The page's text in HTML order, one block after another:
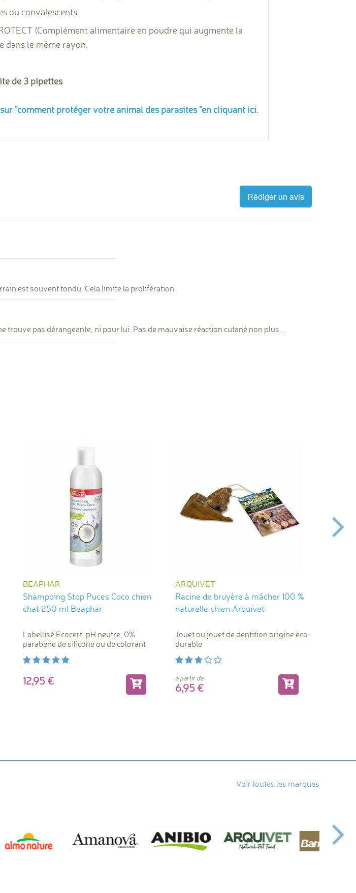
ou convalescents.
(Complément alimentaire en poudre qui augmente la
dans le même rayon.
de 3 pipettes
"comment protéger votre animal des parasites "en cliquant ici.
Rédiger un avis
est souvent tondu. Cela limite la prolifération
pas dérangeante, ni pour lui. Pas de mauvaise réaction cutané non plus...
BEAPHAR
Shampoing Stop Puces Coco chien
chat 250 ml Beaphar
Labellisé Ecocert, pH neutre, 0%
parabène de silicone ou de colorant
12,95
ARQUIVET
Racine de bruyère à mâcher 100 %
naturelle chien Arquivet
Jouet ou jouet de dentition origine éco-
durable
à partir de
6,95
Voir toutes les marques